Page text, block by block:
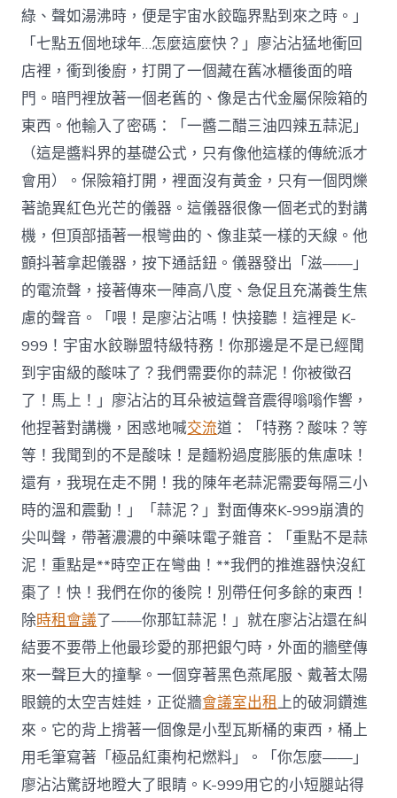
綠、聲如湯沸時，便是宇宙水餃臨界點到來之時。」
「七點五個地球年…怎麼這麼快？」廖沾沾猛地衝回
店裡，衝到後廚，打開了一個藏在舊冰櫃後面的暗
門。暗門裡放著一個老舊的、像是古代金屬保險箱的
東西。他輸入了密碼：「一醬二醋三油四辣五蒜泥」
（這是醬料界的基礎公式，只有像他這樣的傳統派才
會用）。保險箱打開，裡面沒有黃金，只有一個閃爍
著詭異紅色光芒的儀器。這儀器很像一個老式的對講
機，但頂部插著一根彎曲的、像韭菜一樣的天線。他
顫抖著拿起儀器，按下通話鈕。儀器發出「滋——」
的電流聲，接著傳來一陣高八度、急促且充滿養生焦
慮的聲音。「喂！是廖沾沾嗎！快接聽！這裡是 K-
999！宇宙水餃聯盟特級特務！你那邊是不是已經聞
到宇宙級的酸味了？我們需要你的蒜泥！你被徵召
了！馬上！」廖沾沾的耳朵被這聲音震得嗡嗡作響，
他捏著對講機，困惑地喊交流道：「特務？酸味？等
等！我聞到的不是酸味！是麵粉過度膨脹的焦慮味！
還有，我現在走不開！我的陳年老蒜泥需要每隔三小
時的溫和震動！」「蒜泥？」對面傳來K-999崩潰的
尖叫聲，帶著濃濃的中藥味電子雜音：「重點不是蒜
泥！重點是**時空正在彎曲！**我們的推進器快沒紅
棗了！快！我們在你的後院！別帶任何多餘的東西！
除時租會議了——你那缸蒜泥！」就在廖沾沾還在糾
結要不要帶上他最珍愛的那把銀勺時，外面的牆壁傳
來一聲巨大的撞擊。一個穿著黑色燕尾服、戴著太陽
眼鏡的太空吉娃娃，正從牆會議室出租上的破洞鑽進
來。它的背上揹著一個像是小型瓦斯桶的東西，桶上
用毛筆寫著「極品紅棗枸杞燃料」。「你怎麼——」
廖沾沾驚訝地瞪大了眼睛。K-999用它的小短腿站得